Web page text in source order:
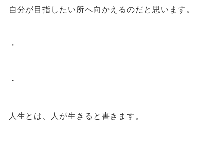
自分が目指したい所へ向かえるのだと思います。
・
・
人生とは、人が生きると書きます。